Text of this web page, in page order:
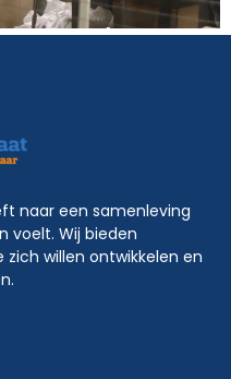
naar een samenleving
voelt. Wij bieden
willen ontwikkelen en